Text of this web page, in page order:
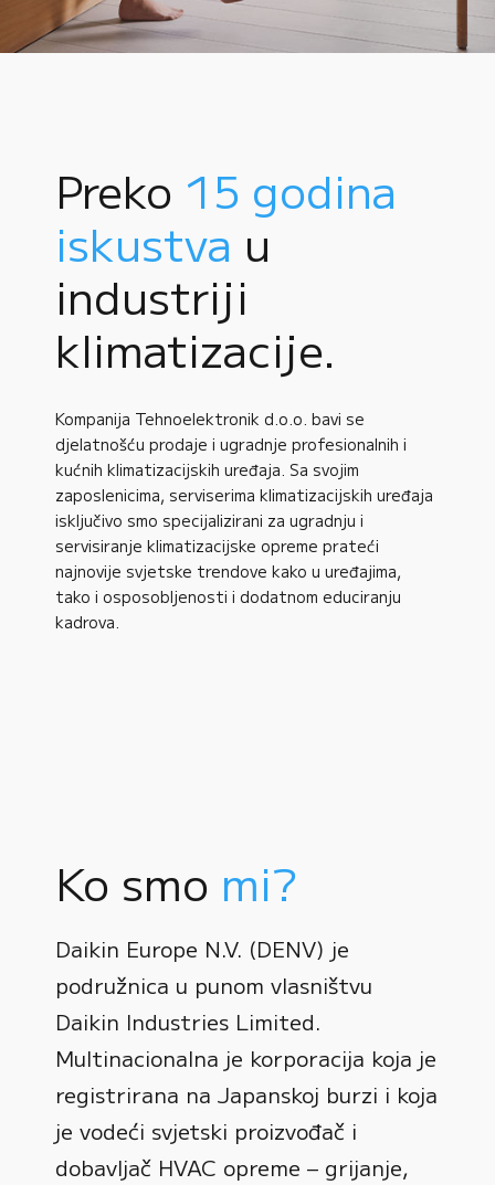
Preko 15 godina
iskustva u
industriji
klimatizacije.
Kompanija Tehnoelektronik d.o.o. bavi se
djelatnošću prodaje i ugradnje profesionalnih i
kućnih klimatizacijskih uređaja. Sa svojim
zaposlenicima, serviserima klimatizacijskih uređaja
isključivo smo specijalizirani za ugradnju i
servisiranje klimatizacijske opreme prateći
najnovije svjetske trendove kako u uređajima,
tako i osposobljenosti i dodatnom educiranju
kadrova.
Ko smo mi?
Daikin Europe N.V. (DENV) je
podružnica u punom vlasništvu
Daikin Industries Limited.
Multinacionalna je korporacija koja je
registrirana na Japanskoj burzi i koja
je vodeći svjetski proizvođač i
dobavljač HVAC opreme – grijanje,
0